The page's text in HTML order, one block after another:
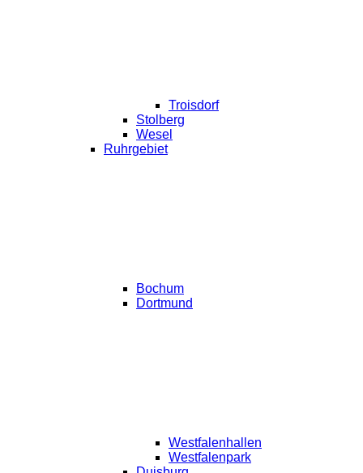
Troisdorf
Stolberg
Wesel
Ruhrgebiet
Bochum
Dortmund
Westfalenhallen
Westfalenpark